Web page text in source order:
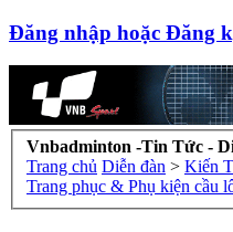
Đăng nhập hoặc Đăng
Vnbadminton -Tin Tức -
Trang chủ Diễn đàn > Kiến
Trang phục & Phụ kiện cầu